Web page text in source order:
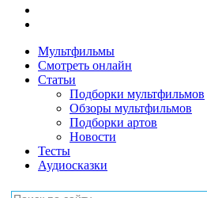
Мультфильмы
Смотреть онлайн
Статьи
Подборки мультфильмов
Обзоры мультфильмов
Подборки артов
Новости
Тесты
Аудиосказки